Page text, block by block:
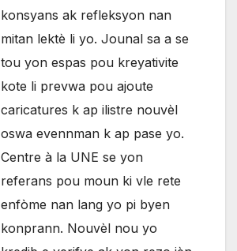
konsyans ak refleksyon nan
mitan lektè li yo. Jounal sa a se
tou yon espas pou kreyativite
kote li prevwa pou ajoute
caricatures k ap ilistre nouvèl
oswa evennman k ap pase yo.
Centre à la UNE se yon
referans pou moun ki vle rete
enfòme nan lang yo pi byen
konprann. Nouvèl nou yo